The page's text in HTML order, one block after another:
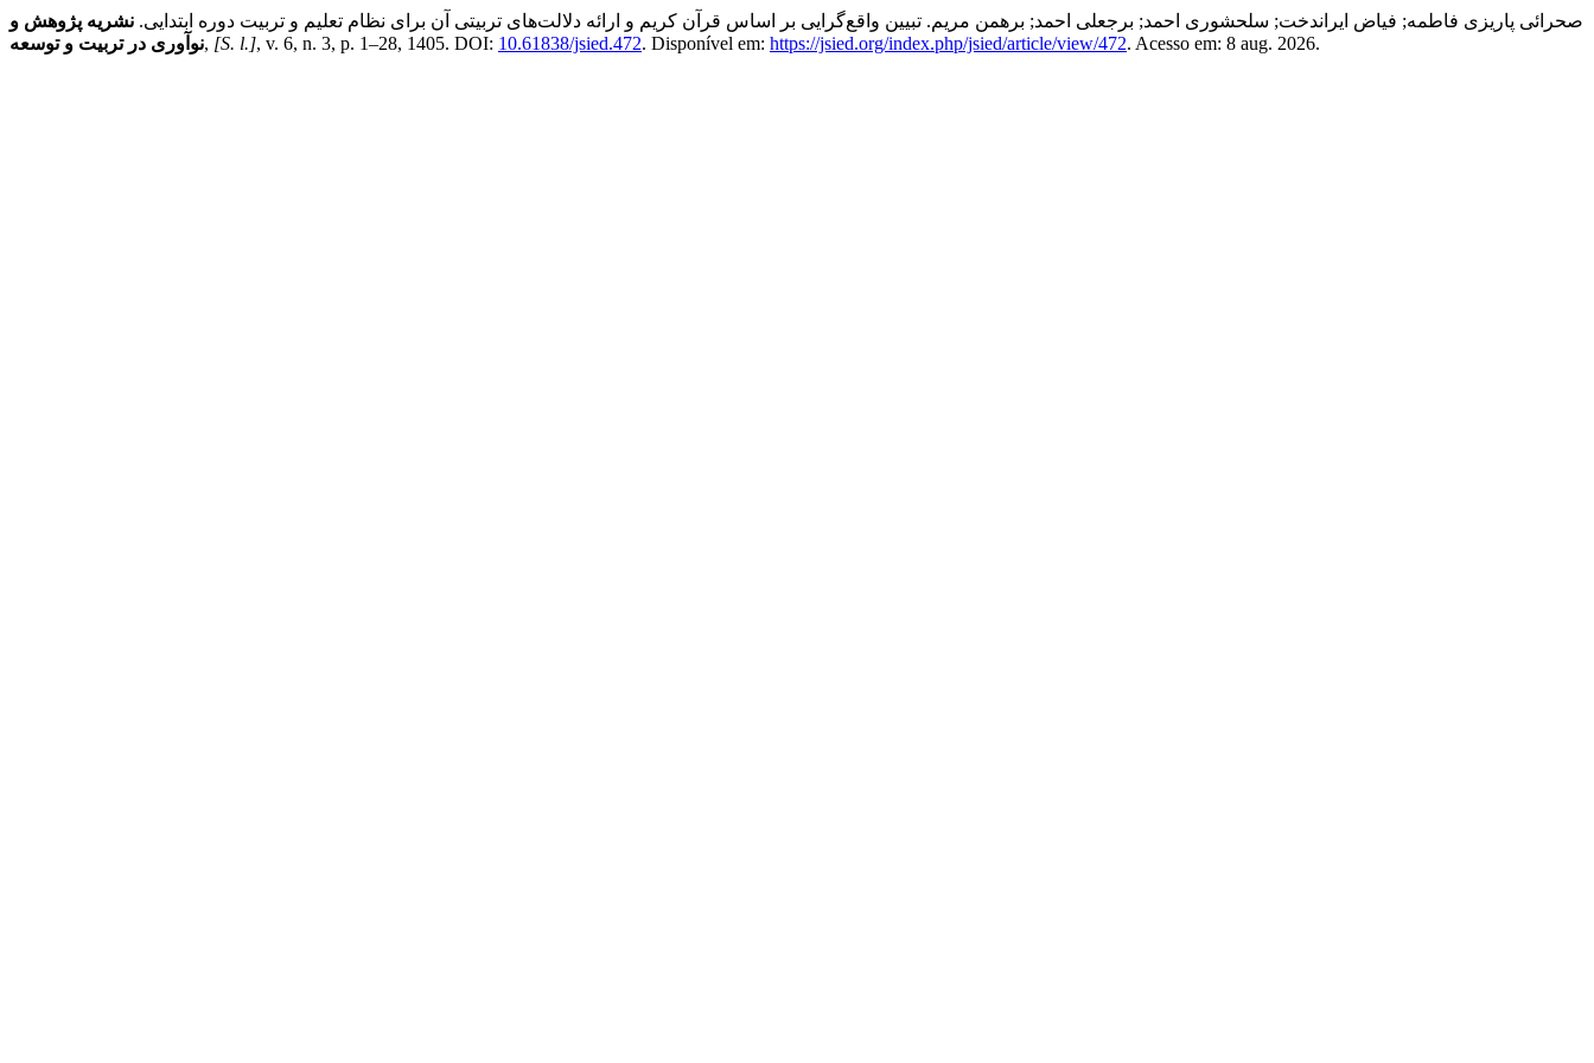
صحرائی پاریزی فاطمه; فیاض ایراندخت; سلحشوری احمد; برجعلی احمد; برهمن مریم. تبیین واقع‌گرایی بر اساس قرآن کریم و ارائه دلالت‌های تربیتی آن برای نظام تعلیم و تربیت دوره ابتدایی. نشریه پژوهش و
نوآوری در تربیت و توسعه, [S. l.], v. 6, n. 3, p. 1–28, 1405. DOI: 10.61838/jsied.472. Disponível em: https://jsied.org/index.php/jsied/article/view/472. Acesso em: 8 aug. 2026.